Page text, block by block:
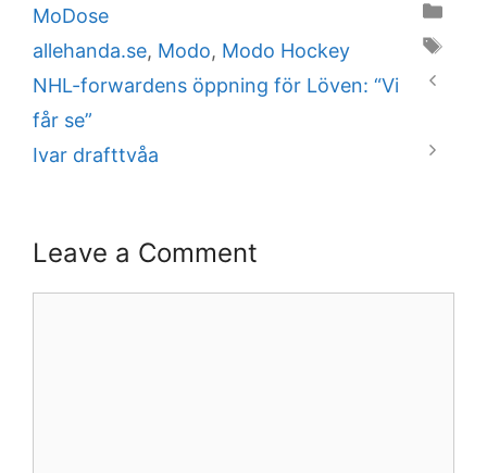
Categories
MoDose
Tags
allehanda.se, Modo, Modo Hockey
NHL-forwardens öppning för Löven: “Vi
får se”
Ivar drafttvåa
Leave a Comment